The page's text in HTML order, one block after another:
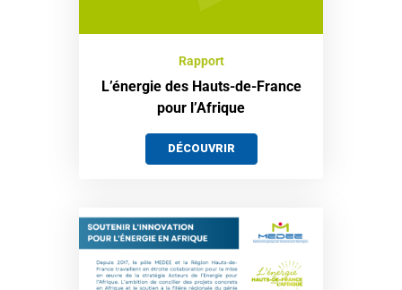
Rapport
L’énergie des Hauts-de-France
pour l’Afrique
DÉCOUVRIR